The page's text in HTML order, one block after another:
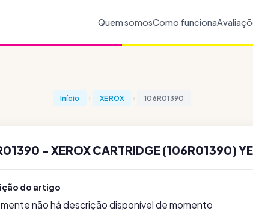
Quem somosComo funciona
Início XEROX 106R01390
- XEROX CARTRIDGE (106R01390)
do artigo
não há descrição disponível de momento